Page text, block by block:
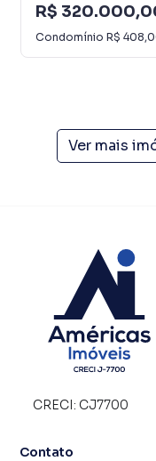
R$
Condomínio R$
Ver mais
CRECI: CJ7700
Contato